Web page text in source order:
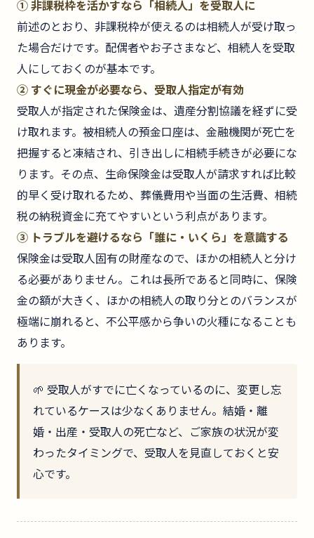
① 非課税枠を活かすなら「相続人」を受取人に
前述のとおり、非課税枠が使えるのは相続人が受け取っ
た場合だけです。配偶者やお子さまなど、相続人を受取
人にしておくのが基本です。
② すぐに現金が必要なら、受取人指定が有効
受取人が指定された保険金は、遺産分割協議を経ずに受
け取れます。被相続人の預金口座は、金融機関が死亡を
把握すると凍結され、引き出しに相続手続きが必要にな
ります。その点、生命保険金は受取人が請求すれば比較
的早く受け取れるため、葬儀費用や当面の生活費、相続
税の納税資金に充てやすいという利点があります。
③ トラブルを避けるなら「誰に・いくら」を意識する
保険金は受取人固有の財産なので、ほかの相続人と分け
る必要がありません。これは長所であると同時に、保険
金の額が大きく、ほかの相続人の取り分とのバランスが
極端に崩れると、不公平感から争いの火種になることも
あります。
🌱 受取人がすでに亡くなっているのに、変更し忘
れているケースは少なくありません。結婚・離
婚・出産・受取人の死亡など、ご家族の状況が変
わったタイミングで、受取人を見直しておくと安
心です。